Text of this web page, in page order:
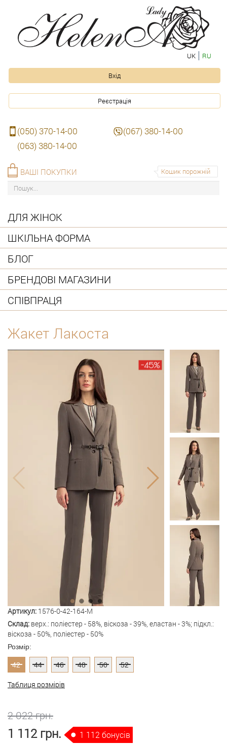
UK RU
Вхід
Реєстрація
(050) 370-14-00
(067) 380-14-00
(063) 380-14-00
Кошик порожній
ВАШІ ПОКУПКИ
ДЛЯ ЖІНОК
ШКІЛЬНА ФОРМА
БЛОГ
БРЕНДОВІ МАГАЗИНИ
СПІВПРАЦЯ
Жакет Лакоста
Артикул: 1576-0-42-164-M
Склад: верх.: поліестер - 58%, віскоза - 39%, еластан - 3%; підкл.:
віскоза - 50%, поліестер - 50%
Розмір:
42 44 46 48 50 52
Таблиця розмірів
2 022 грн.
1 112 грн. 1 112 бонусів